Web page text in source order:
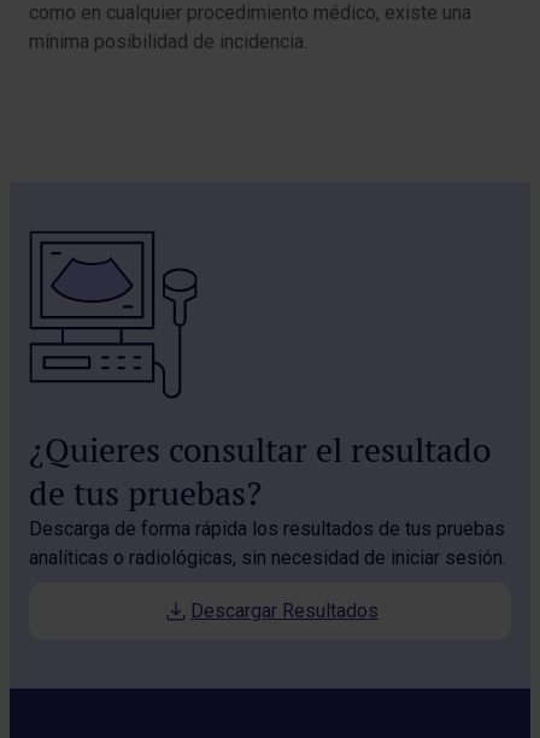
como en cualquier procedimiento médico, existe una
mínima posibilidad de incidencia.
¿Quieres consultar el resultado
de tus pruebas?
Descarga de forma rápida los resultados de tus pruebas
analíticas o radiológicas, sin necesidad de iniciar sesión.
Descargar Resultados